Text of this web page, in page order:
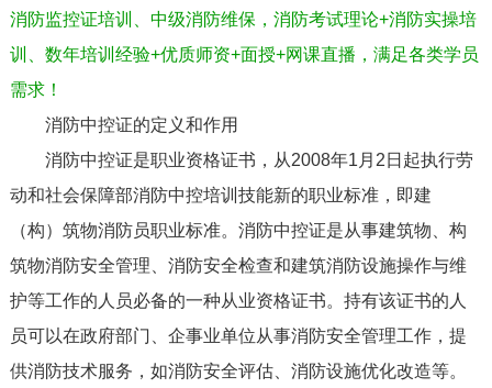
消防监控证培训、中级消防维保，消防考试理论+消防实操培
训、数年培训经验+优质师资+面授+网课直播，满足各类学员
需求！
消防中控证的定义和作用
消防中控证是职业资格证书，从2008年1月2日起执行劳
动和社会保障部消防中控培训技能新的职业标准，即建
（构）筑物消防员职业标准。消防中控证是从事建筑物、构
筑物消防安全管理、消防安全检查和建筑消防设施操作与维
护等工作的人员必备的一种从业资格证书。持有该证书的人
员可以在政府部门、企事业单位从事消防安全管理工作，提
供消防技术服务，如消防安全评估、消防设施优化改造等。